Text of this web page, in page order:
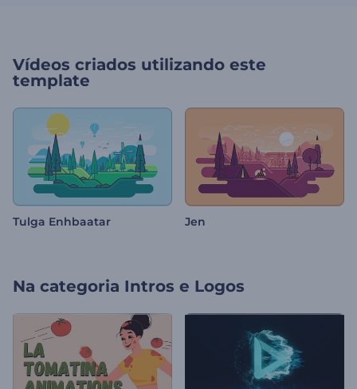
Vídeos criados utilizando este
template
Tulga Enhbaatar Jen
Na categoria Intros e Logos